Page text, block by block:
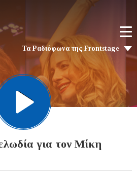
Τα Ραδιόφωνα της Frontstage
για τον Μίκη